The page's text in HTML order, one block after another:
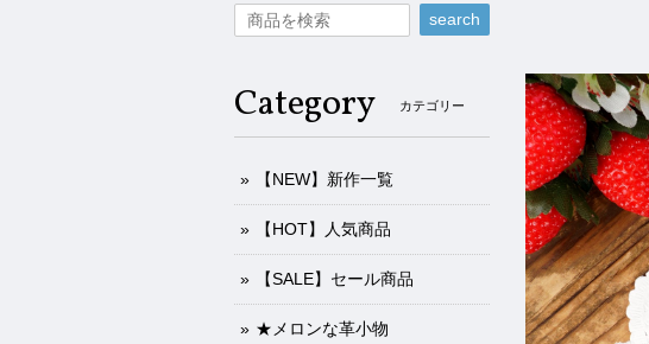
search
Category カテゴリー
【NEW】新作一覧
【HOT】人気商品
【SALE】セール商品
★メロンな革小物